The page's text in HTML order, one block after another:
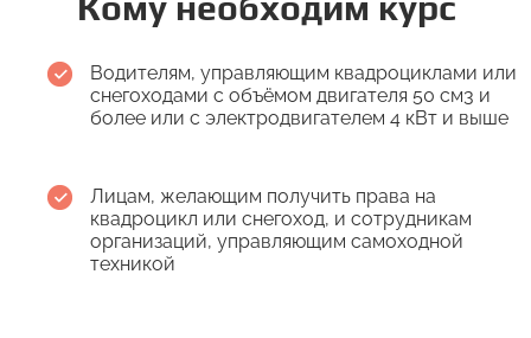
Водителям, управляющим квадроциклами или
снегоходами с объёмом двигателя 50 см3 и
более или с электродвигателем 4 кВт и выше
Лицам, желающим получить права на
квадроцикл или снегоход, и сотрудникам
организаций, управляющим самоходной
техникой